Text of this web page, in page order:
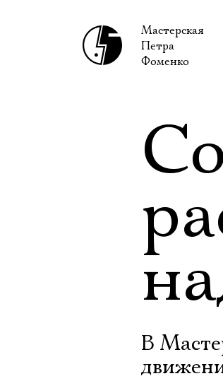
Мастерская
Петра
Фоменко
В